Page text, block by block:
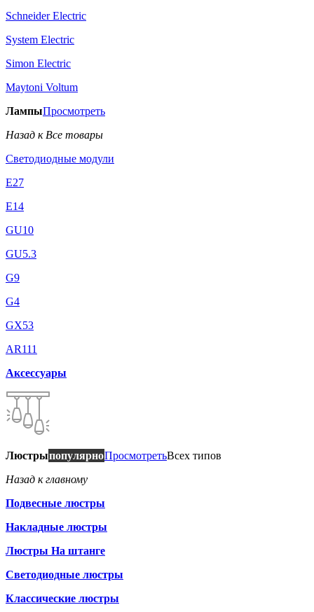
Schneider Electric
System Electric
Simon Electric
Maytoni Voltum
ЛампыПросмотреть
Назад к Все товары
Светодиодные модули
E27
E14
GU10
GU5.3
G9
G4
GX53
AR111
Аксессуары
ЛюстрыпопулярноПросмотретьВсех типов
Назад к главному
Подвесные люстры
Накладные люстры
Люстры На штанге
Светодиодные люстры
Классические люстры